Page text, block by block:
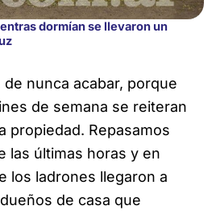
dormían se llevaron un
nunca acabar, porque
de semana se reiteran
propiedad. Repasamos
las últimas horas y en
los ladrones llegaron a
de casa que